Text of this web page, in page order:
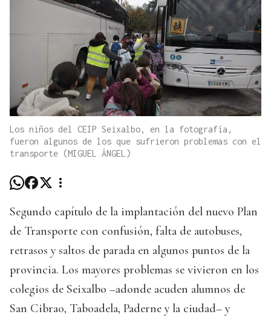
Los niños del CEIP Seixalbo, en la fotografía,
fueron algunos de los que sufrieron problemas con el
transporte (MIGUEL ÁNGEL)
Segundo capítulo de la implantación del nuevo Plan
de Transporte con confusión, falta de autobuses,
retrasos y saltos de parada en algunos puntos de la
provincia. Los mayores problemas se vivieron en los
colegios de Seixalbo –adonde acuden alumnos de
San Cibrao, Taboadela, Paderne y la ciudad– y